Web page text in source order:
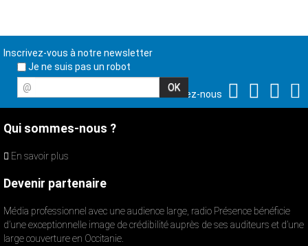
Inscrivez-vous à notre newsletter
Je ne suis pas un robot
@
Suivez-nous
Qui sommes-nous ?
En savoir plus
Devenir partenaire
Média professionnel avec une audience large, radio Présence bénéficie
d’une exceptionnelle image de crédibilité auprès de ses auditeurs et d’une
large couverture en Occitanie.